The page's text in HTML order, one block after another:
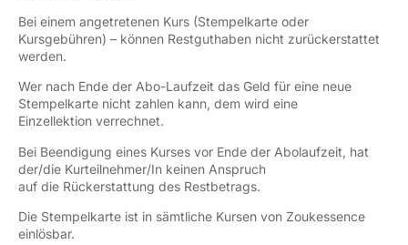
Bei einem angetretenen Kurs (Stempelkarte oder
Kursgebühren) – können Restguthaben nicht zurückerstattet
werden.
Wer nach Ende der Abo-Laufzeit das Geld für eine neue
Stempelkarte nicht zahlen kann, dem wird eine
Einzellektion verrechnet.
Bei Beendigung eines Kurses vor Ende der Abolaufzeit, hat
der/die Kurteilnehmer/In keinen Anspruch
auf die Rückerstattung des Restbetrags.
Die Stempelkarte ist in sämtliche Kursen von Zoukessence
einlösbar.